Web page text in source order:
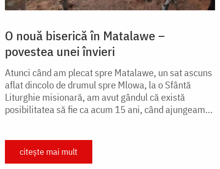
O nouă biserică în Matalawe –
povestea unei învieri
Atunci când am plecat spre Matalawe, un sat ascuns
aflat dincolo de drumul spre Mlowa, la o Sfântă
Liturghie misionară, am avut gândul că există
posibilitatea să fie ca acum 15 ani, când ajungeam...
citește mai mult